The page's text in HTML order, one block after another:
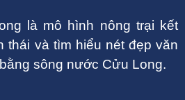
là mô hình nông trại kết
thái và tìm hiểu nét đẹp văn
sông nước Cửu Long.